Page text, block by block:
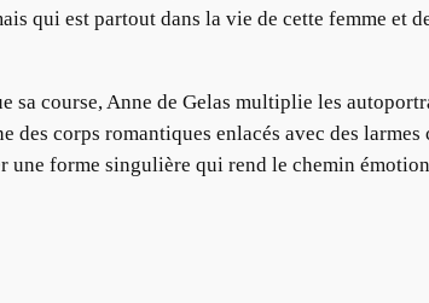
qui est partout dans la vie de cette femme et
sa course, Anne de Gelas multiplie les
corps romantiques enlacés avec des
une forme singulière qui rend le chemin